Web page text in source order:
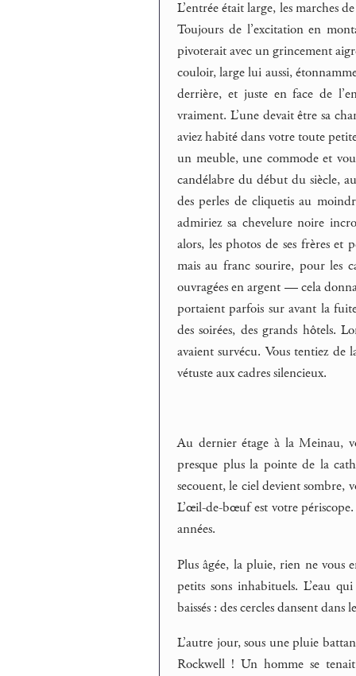
L’entrée était large, les marches
Toujours de l’excitation en
pivoterait avec un grincement
couloir, large lui aussi,
derrière, et juste en face de
vraiment. L’une devait être sa
aviez habité dans votre toute
un meuble, une commode et
candélabre du début du siècle,
des perles de cliquetis au
admiriez sa chevelure noire
alors, les photos de ses frères
mais au franc sourire, pour les
ouvragées en argent — cela
portaient parfois sur avant la
des soirées, des grands hôtels.
avaient survécu. Vous tentiez de
vétuste aux cadres silencieux.
Au dernier étage à la Meinau,
presque plus la pointe de la
secouent, le ciel devient
L’œil-de-bœuf est votre
années.
Plus âgée, la pluie, rien ne vous
petits sons inhabituels. L’eau
baissés : des cercles dansent
L’autre jour, sous une pluie
Rockwell ! Un homme se